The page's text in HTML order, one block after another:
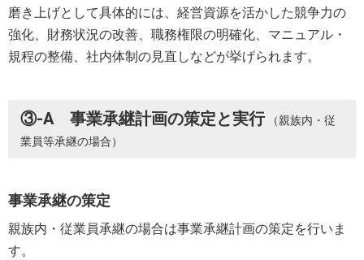
磨き上げとして具体的には、経営資源を活かした競争力の
強化、財務状況の改善、職務権限の明確化、マニュアル・
規程の整備、社内体制の見直しなどが挙げられます。
③-A 事業承継計画の策定と実行（親族内・従
業員等承継の場合）
事業承継の策定
親族内・従業員承継の場合は事業承継計画の策定を行いま
す。